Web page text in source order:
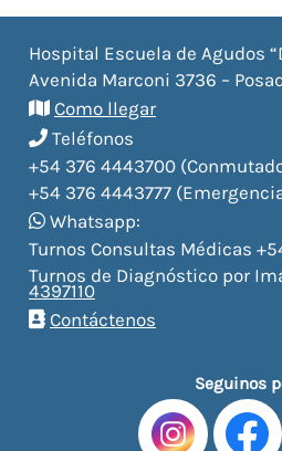
Hospital Escuela de Agudos
Avenida Marconi 3736 –
Como llegar
Teléfonos
+54 376 4443700
+54 376 4443777
Whatsapp:
Turnos Consultas Médicas
Turnos de Diagnóstico por
4397110
Contáctenos
Seguinos